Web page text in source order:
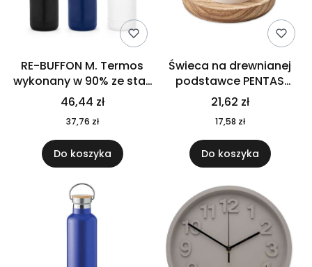
RE-BUFFON M. Termos
wykonany w 90% ze stali
nierdzewnej
pochodzącej z
recyklingu 520 ml 94294
46,44 zł
37,76 zł
Do koszyka
Świeca na drewnianej
podstawce PENTAS
MO6282-40
21,62 zł
17,58 zł
Do koszyka